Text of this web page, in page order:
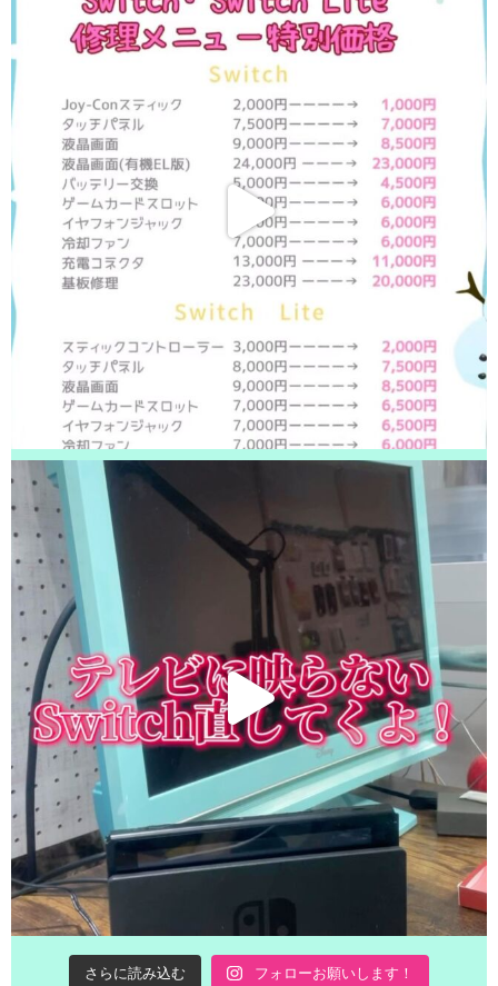
さらに読み込む フォローお願いします！